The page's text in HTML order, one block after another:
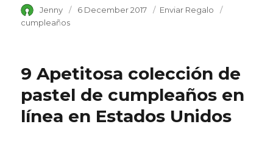
Author
Jenny
Posted
6 December 2017 Category
Enviar Regalo
cumpleaños
9 Apetitosa colección de
pastel de cumpleaños en
línea en Estados Unidos